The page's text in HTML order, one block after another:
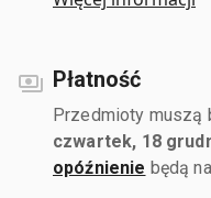
Płatność
Przedmioty muszą
czwartek, 18
opóźnienie będą